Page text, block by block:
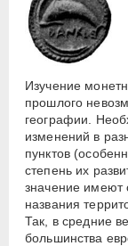
Изучение
прошлого
географии.
изменений в
пунктов
степень их
значение имеют
названия
Так, в средние
большинства